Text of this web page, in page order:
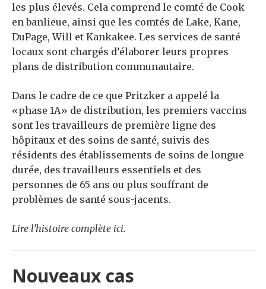
les plus élevés. Cela comprend le comté de Cook
en banlieue, ainsi que les comtés de Lake, Kane,
DuPage, Will et Kankakee. Les services de santé
locaux sont chargés d’élaborer leurs propres
plans de distribution communautaire.
Dans le cadre de ce que Pritzker a appelé la
«phase 1A» de distribution, les premiers vaccins
sont les travailleurs de première ligne des
hôpitaux et des soins de santé, suivis des
résidents des établissements de soins de longue
durée, des travailleurs essentiels et des
personnes de 65 ans ou plus souffrant de
problèmes de santé sous-jacents.
Lire l’histoire complète ici.
Nouveaux cas